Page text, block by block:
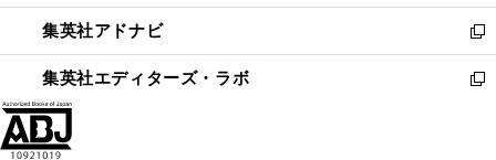
開
く
ウ
で
開
く
ン
ド
ウ
で
ウ
ィ
ン
ド
集英社アドナビ
新
し
い
集英社エディターズ・ラボ
新